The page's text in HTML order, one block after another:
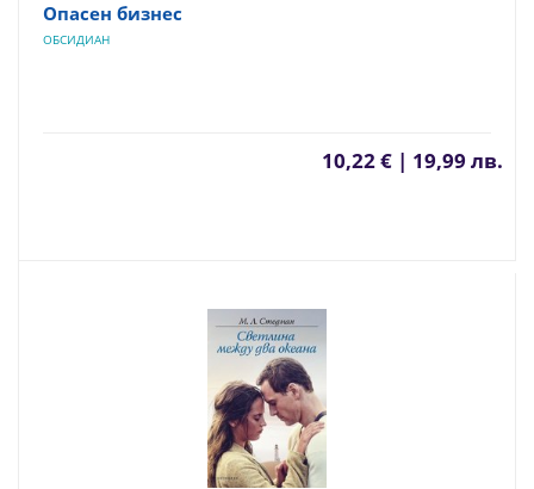
Опасен бизнес
ОБСИДИАН
10,22 € | 19,99 лв.